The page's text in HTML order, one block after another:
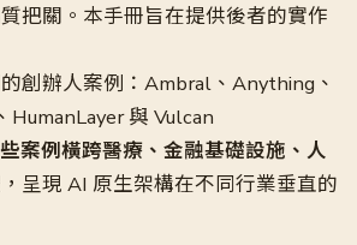
把關。本手冊旨在提供後者的實作
創辦人案例：Ambral、Anything、
與 Vulcan
案例橫跨醫療、金融基礎設施、人
，呈現 AI 原生架構在不同行業垂直的